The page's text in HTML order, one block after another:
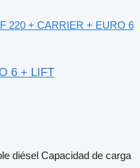
220 + CARRIER + EURO 6
6 + LIFT
diésel Capacidad de carga